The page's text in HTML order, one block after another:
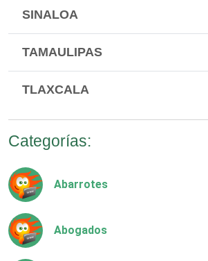
SINALOA
TAMAULIPAS
TLAXCALA
Categorías:
Abarrotes
Abogados